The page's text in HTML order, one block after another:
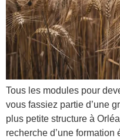
Tous les modules pour
vous fassiez partie d’une
plus petite structure à
recherche d’une formation